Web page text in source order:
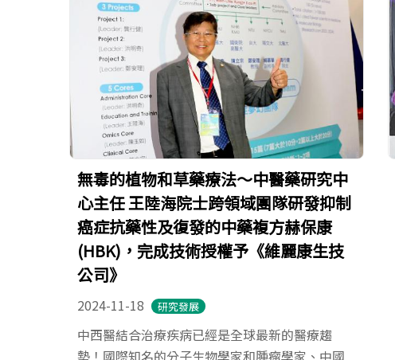
無毒的植物和草藥療法～中醫藥研究中
心主任 王陸海院士跨領域團隊研發抑制
癌症抗藥性及復發的中藥複方赫保康
(HBK)，完成技術授權予《維麗康生技
公司》
2024-11-18 研究發展
中西醫結合治療疾病已經是全球最新的醫療趨